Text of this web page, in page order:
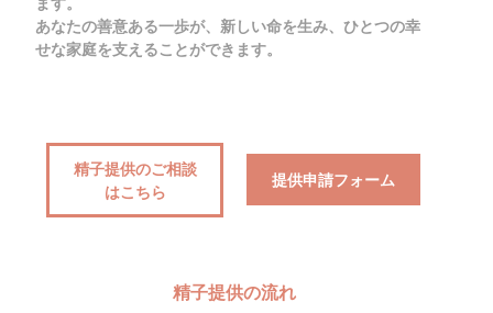
あなたの善意ある一歩が、新しい命を生み、ひとつの幸
せな家庭を支えることができます。
精子提供のご相談
はこちら
提供申請フォーム
精子提供の流れ